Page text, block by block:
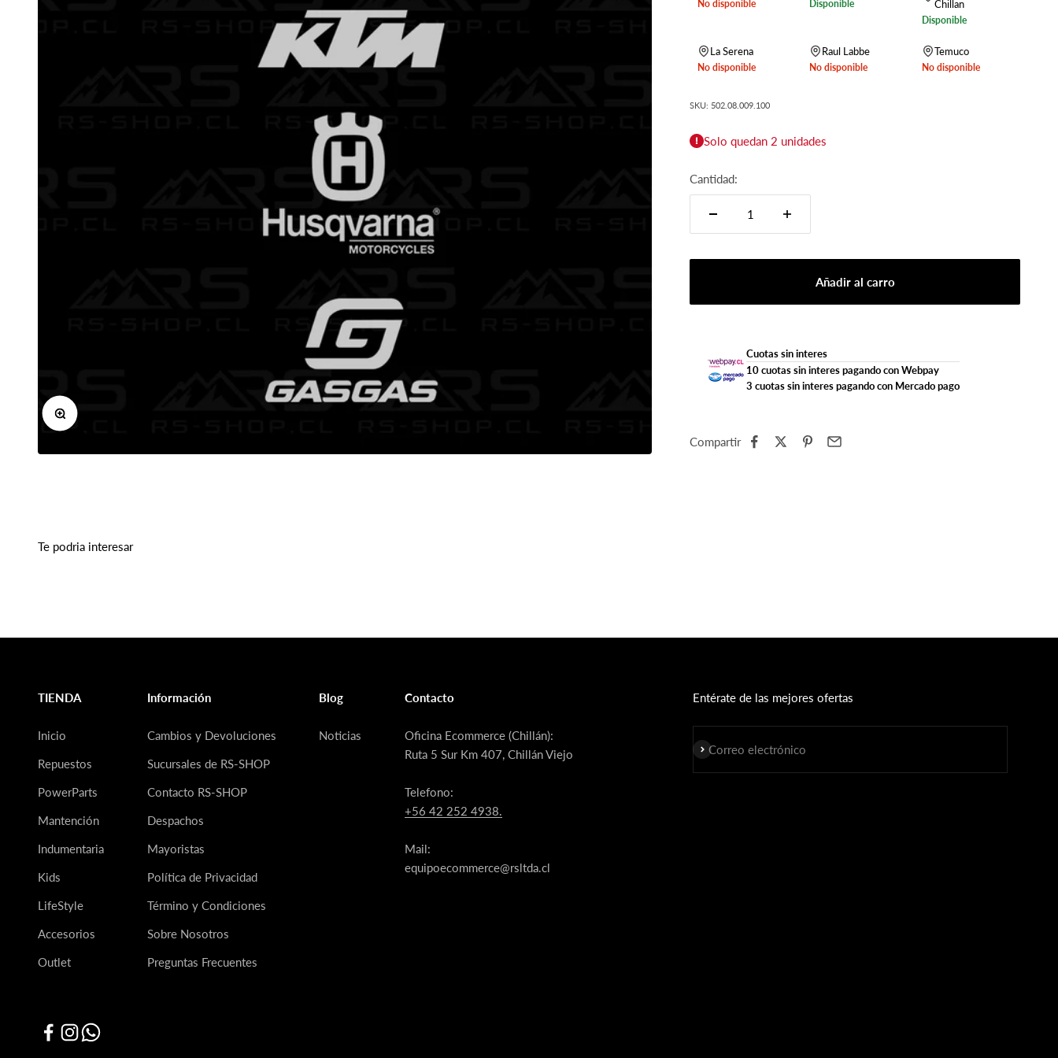
Zoom
No disponible Disponible
Chillan
Disponible
La Serena
No disponible
Raul Labbe
No disponible
Temuco
No disponible
SKU: 502.08.009.100
Solo quedan 2 unidades
Cantidad:
Añadir al carro
Cuotas sin interes
10 cuotas sin interes pagando con Webpay
3 cuotas sin interes pagando con Mercado pago
Compartir
Te podria interesar
TIENDA
Inicio
Repuestos
PowerParts
Mantención
Indumentaria
Kids
LifeStyle
Accesorios
Outlet
Información
Cambios y Devoluciones
Sucursales de RS-SHOP
Contacto RS-SHOP
Despachos
Mayoristas
Política de Privacidad
Término y Condiciones
Sobre Nosotros
Preguntas Frecuentes
Blog
Noticias
Contacto
Oficina Ecommerce (Chillán):
Ruta 5 Sur Km 407, Chillán Viejo
Telefono:
+56 42 252 4938.
Mail:
equipoecommerce@rsltda.cl
Entérate de las mejores ofertas
Correo electrónico
Suscribirse